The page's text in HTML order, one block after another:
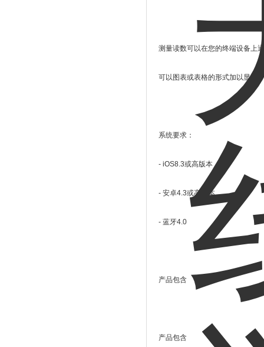
测量读数可以在您的终端设备上
可以图表或表格的形式加以显示
系统要求：
- iOS8.3或高版本
- 安卓4.3或高版本
- 蓝牙4.0
产品包含
产品包含